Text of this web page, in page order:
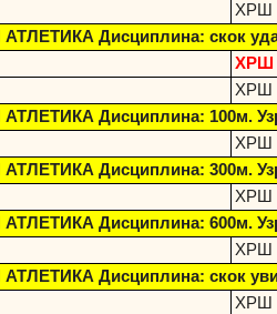
ХРШ
Дисциплина: скок
ХРШ
ХРШ
Дисциплина: 100м.
ХРШ
Дисциплина: 300м.
ХРШ
Дисциплина: 600м.
ХРШ
Дисциплина: скок
ХРШ